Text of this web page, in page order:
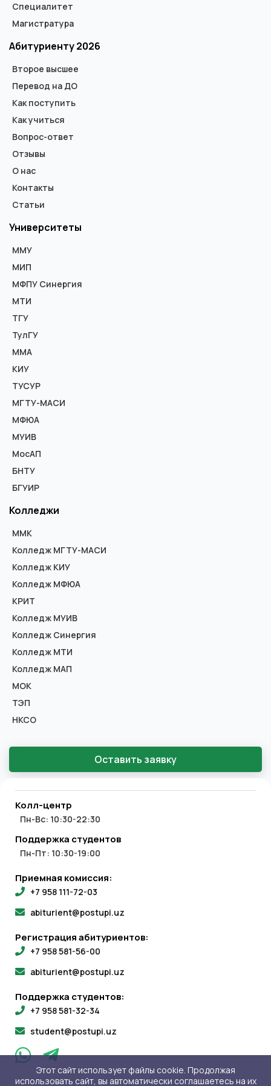
Специалитет
Магистратура
Абитуриенту 2026
Второе высшее
Перевод на ДО
Как поступить
Как учиться
Вопрос-ответ
Отзывы
О нас
Контакты
Статьи
Университеты
ММУ
МИП
МФПУ Синергия
МТИ
ТГУ
ТулГУ
ММА
КИУ
ТУСУР
МГТУ-МАСИ
МФЮА
МУИВ
МосАП
БНТУ
БГУИР
Колледжи
ММК
Колледж МГТУ-МАСИ
Колледж КИУ
Колледж МФЮА
КРИТ
Колледж МУИВ
Колледж Синергия
Колледж МТИ
Колледж МАП
МОК
ТЭП
НКСО
Оставить заявку
Колл-центр
Пн-Вс: 10:30-22:30
Поддержка студентов
Пн-Пт: 10:30-19:00
Приемная комиссия:
+7 958 111-72-03
abiturient@postupi.uz
Регистрация абитуриентов:
+7 958 581-56-00
abiturient@postupi.uz
Поддержка студентов:
+7 958 581-32-34
student@postupi.uz
Этот сайт использует файлы cookie. Продолжая
использовать сайт, вы автоматически соглашаетесь на их